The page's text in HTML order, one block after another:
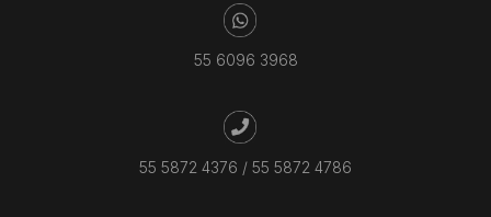
55 6096 3968
55 5872 4376 / 55 5872 4786